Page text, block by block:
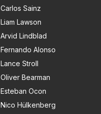
Carlos Sainz
Liam Lawson
Arvid Lindblad
Fernando Alonso
Lance Stroll
Oliver Bearman
Esteban Ocon
Nico Hülkenberg